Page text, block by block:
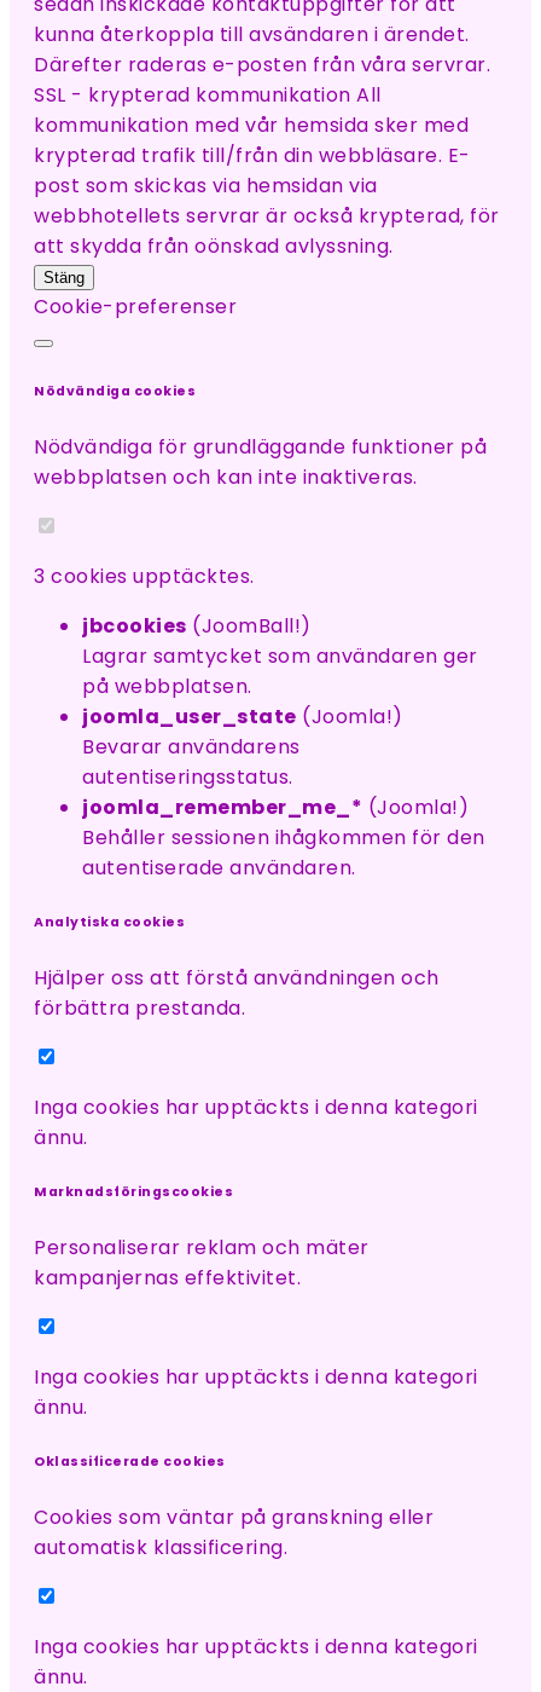
kunna återkoppla till avsändaren i ärendet.
Därefter raderas e-posten från våra servrar.
SSL - krypterad kommunikation All
kommunikation med vår hemsida sker med
krypterad trafik till/från din webbläsare. E-
post som skickas via hemsidan via
webbhotellets servrar är också krypterad, för
att skydda från oönskad avlyssning.
Stäng
Cookie-preferenser
Nödvändiga cookies
Nödvändiga för grundläggande funktioner på
webbplatsen och kan inte inaktiveras.
3 cookies upptäcktes.
jbcookies (JoomBall!)
Lagrar samtycket som användaren ger
på webbplatsen.
joomla_user_state (Joomla!)
Bevarar användarens
autentiseringsstatus.
joomla_remember_me_* (Joomla!)
Behåller sessionen ihågkommen för den
autentiserade användaren.
Analytiska cookies
Hjälper oss att förstå användningen och
förbättra prestanda.
Inga cookies har upptäckts i denna kategori
ännu.
Marknadsföringscookies
Personaliserar reklam och mäter
kampanjernas effektivitet.
Inga cookies har upptäckts i denna kategori
ännu.
Oklassificerade cookies
Cookies som väntar på granskning eller
automatisk klassificering.
Inga cookies har upptäckts i denna kategori
ännu.